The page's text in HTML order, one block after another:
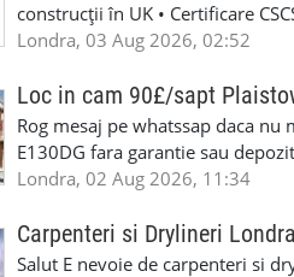
construcții în UK • Certificare
specializate (căutăm
interioare • Permis de
(reprezintă un avantaj
performanță • £200 – £250 pe
posibilități reale de avansare •
oră pauză de masă) •
Londra, 03 Aug 2026, 02:52
Loc in cam 90£/sapt
Rog mesaj pe whatssap daca nu
E130DG fara garantie sau
fiecare pat beneficiaza de dulap
saptaminal fara garantie sau
de 1/sapt) -tel- 07440366084
Londra, 02 Aug 2026, 11:34
Carpenteri si Drylineri Londra
Salut E nevoie de carpenteri si